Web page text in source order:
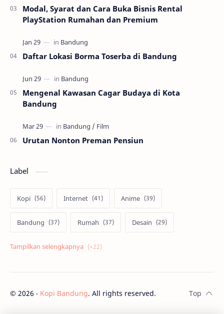
Modal, Syarat dan Cara Buka Bisnis Rental
PlayStation Rumahan dan Premium
Daftar Lokasi Borma Toserba di Bandung
Mengenal Kawasan Cagar Budaya di Kota
Bandung
Urutan Nonton Preman Pensiun
Label
Kopi Internet Anime
Bandung Rumah Desain
Psikologi Film
Tekno Skill Cosplay
Kuliner Bisnis Android
© 2026 ‧ Kopi Bandung. All rights reserved.